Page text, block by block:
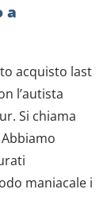
a
acquisto last
l’autista
Si chiama
maniacale i